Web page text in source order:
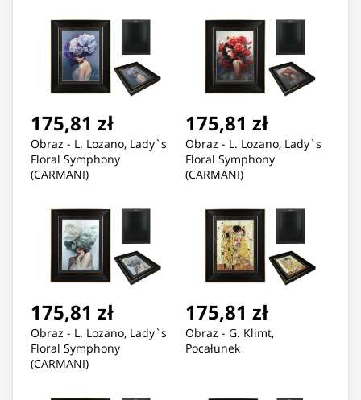
175,81 zł
Obraz - L. Lozano, Lady`s
Floral Symphony
(CARMANI)
175,81 zł
Obraz - L. Lozano, Lady`s
Floral Symphony
(CARMANI)
175,81 zł
Obraz - L. Lozano, Lady`s
Floral Symphony
(CARMANI)
175,81 zł
Obraz - G. Klimt,
Pocałunek